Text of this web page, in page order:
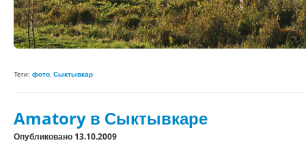
Теги: фото Сыктывкар
Amatory в Сыктывкаре
Опубликовано 13.10.2009